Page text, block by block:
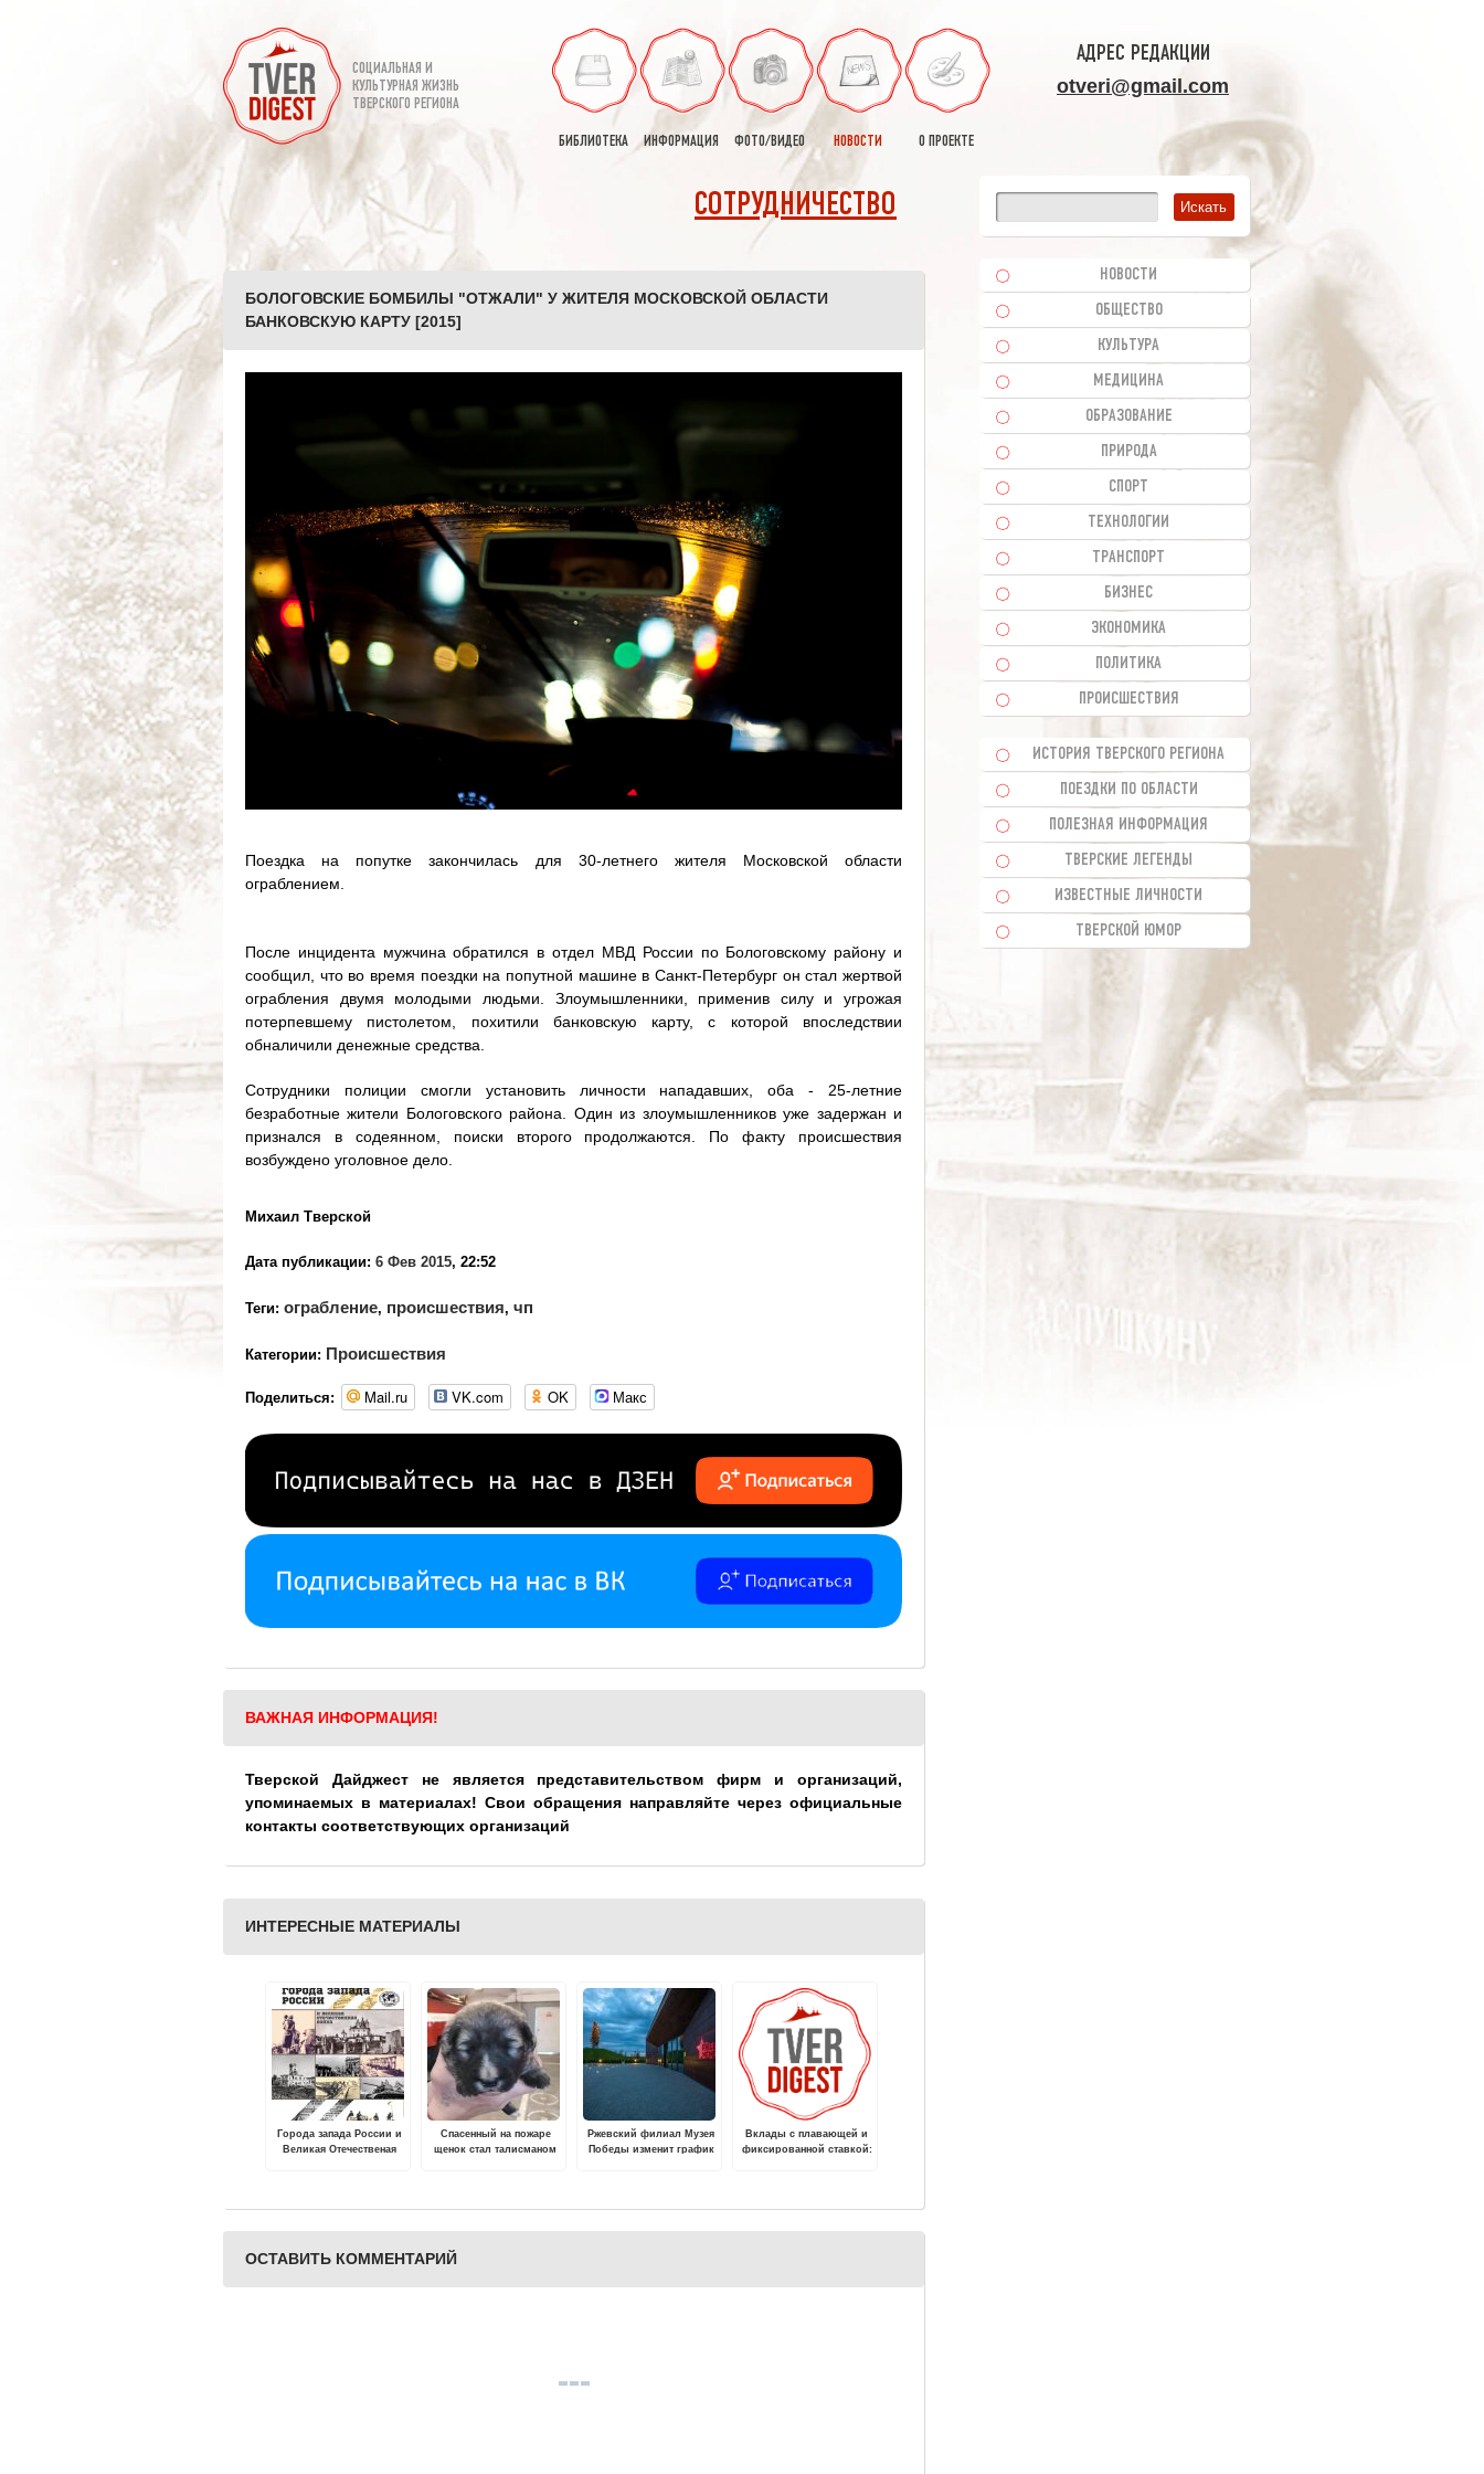
СОЦИАЛЬНАЯ И
КУЛЬТУРНАЯ ЖИЗНЬ
ТВЕРСКОГО РЕГИОНА
БИБЛИОТЕКА ИНФОРМАЦИЯ ФОТО/ВИДЕО НОВОСТИ О ПРОЕКТЕ
АДРЕС РЕДАКЦИИ
otveri@gmail.com
СОТРУДНИЧЕСТВО
БОЛОГОВСКИЕ БОМБИЛЫ "ОТЖАЛИ" У ЖИТЕЛЯ МОСКОВСКОЙ ОБЛАСТИ
БАНКОВСКУЮ КАРТУ [2015]
Поездка на попутке закончилась для 30-летнего жителя Московской области
ограблением.
После инцидента мужчина обратился в отдел МВД России по Бологовскому району и
сообщил, что во время поездки на попутной машине в Санкт-Петербург он стал жертвой
ограбления двумя молодыми людьми. Злоумышленники, применив силу и угрожая
потерпевшему пистолетом, похитили банковскую карту, с которой впоследствии
обналичили денежные средства.
Сотрудники полиции смогли установить личности нападавших, оба - 25-летние
безработные жители Бологовского района. Один из злоумышленников уже задержан и
признался в содеянном, поиски второго продолжаются. По факту происшествия
возбуждено уголовное дело.
Михаил Тверской
Дата публикации: 6 Фев 2015, 22:52
Теги: ограбление, происшествия, чп
Категории: Происшествия
Поделиться: Mail.ru VK.com OK Макс
ВАЖНАЯ ИНФОРМАЦИЯ!
Тверской Дайджест не является представительством фирм и организаций,
упоминаемых в материалах! Свои обращения направляйте через официальные
контакты соответствующих организаций
ИНТЕРЕСНЫЕ МАТЕРИАЛЫ
Города запада России и
Великая Отечественая
Спасенный на пожаре
щенок стал талисманом
Ржевский филиал Музея
Победы изменит график
Вклады с плавающей и
фиксированной ставкой:
ОСТАВИТЬ КОММЕНТАРИЙ
НОВОСТИ
ОБЩЕСТВО
КУЛЬТУРА
МЕДИЦИНА
ОБРАЗОВАНИЕ
ПРИРОДА
СПОРТ
ТЕХНОЛОГИИ
ТРАНСПОРТ
БИЗНЕС
ЭКОНОМИКА
ПОЛИТИКА
ПРОИСШЕСТВИЯ
ИСТОРИЯ ТВЕРСКОГО РЕГИОНА
ПОЕЗДКИ ПО ОБЛАСТИ
ПОЛЕЗНАЯ ИНФОРМАЦИЯ
ТВЕРСКИЕ ЛЕГЕНДЫ
ИЗВЕСТНЫЕ ЛИЧНОСТИ
ТВЕРСКОЙ ЮМОР